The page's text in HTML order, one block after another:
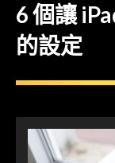
6 個讓
的設定